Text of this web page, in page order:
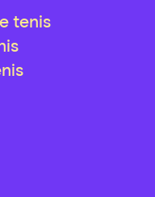
tenis